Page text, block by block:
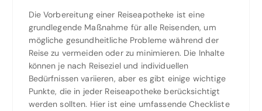
Die Vorbereitung einer Reiseapotheke ist eine
grundlegende Maßnahme für alle Reisenden, um
mögliche gesundheitliche Probleme während der
Reise zu vermeiden oder zu minimieren. Die Inhalte
können je nach Reiseziel und individuellen
Bedürfnissen variieren, aber es gibt einige wichtige
Punkte, die in jeder Reiseapotheke berücksichtigt
werden sollten. Hier ist eine umfassende Checkliste